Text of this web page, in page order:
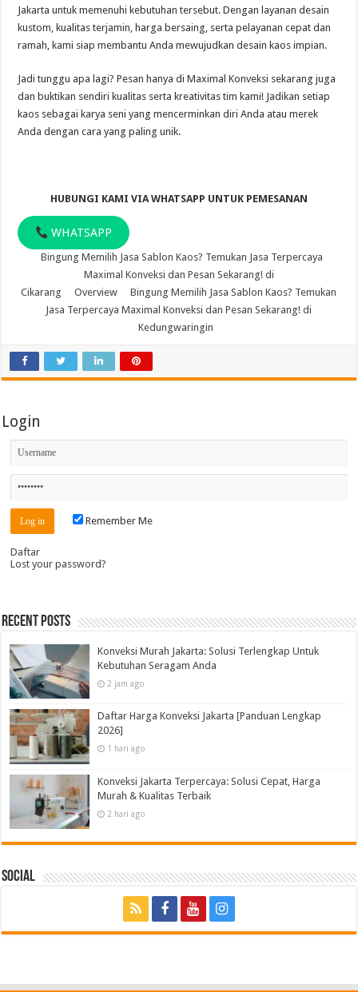
Jakarta untuk memenuhi kebutuhan tersebut. Dengan layanan desain
kustom, kualitas terjamin, harga bersaing, serta pelayanan cepat dan
ramah, kami siap membantu Anda mewujudkan desain kaos impian.
Jadi tunggu apa lagi? Pesan hanya di Maximal Konveksi sekarang juga
dan buktikan sendiri kualitas serta kreativitas tim kami! Jadikan setiap
kaos sebagai karya seni yang mencerminkan diri Anda atau merek
Anda dengan cara yang paling unik.
HUBUNGI KAMI VIA WHATSAPP UNTUK PEMESANAN
WHATSAPP
Bingung Memilih Jasa Sablon Kaos? Temukan Jasa Terpercaya
Maximal Konveksi dan Pesan Sekarang! di
Cikarang
Overview
Bingung Memilih Jasa Sablon Kaos? Temukan
Jasa Terpercaya Maximal Konveksi dan Pesan Sekarang! di
Kedungwaringin
Login
Remember Me
Daftar
Lost your password?
Recent Posts
Konveksi Murah Jakarta: Solusi Terlengkap Untuk
Kebutuhan Seragam Anda
2 jam ago
Daftar Harga Konveksi Jakarta [Panduan Lengkap
2026]
1 hari ago
Konveksi Jakarta Terpercaya: Solusi Cepat, Harga
Murah & Kualitas Terbaik
2 hari ago
Social